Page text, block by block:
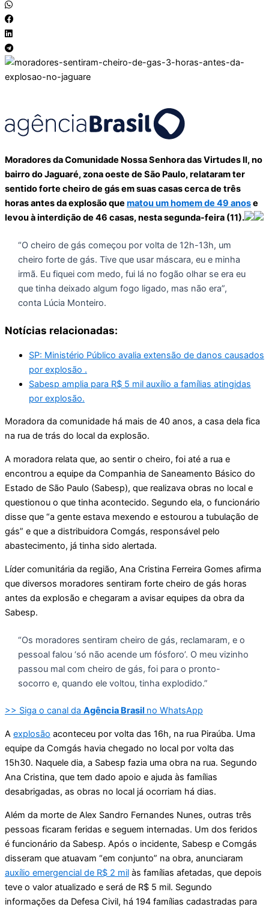
Moradores da Comunidade Nossa Senhora das Virtudes II, no
bairro do Jaguaré, zona oeste de São Paulo, relataram ter
sentido forte cheiro de gás em suas casas cerca de três
horas antes da explosão que matou um homem de 49 anose
levou à interdição de 46 casas, nesta segunda-feira (11).
“O cheiro de gás começou por volta de 12h-13h, um
cheiro forte de gás. Tive que usar máscara, eu e minha
irmã. Eu fiquei com medo, fui lá no fogão olhar se era eu
que tinha deixado algum fogo ligado, mas não era”,
conta Lúcia Monteiro.
Notícias relacionadas:
SP: Ministério Público avalia extensão de danos causados
por explosão .
Sabesp amplia para R$ 5 mil auxílio a famílias atingidas
por explosão.
Moradora da comunidade há mais de 40 anos, a casa dela fica
na rua de trás do local da explosão.
A moradora relata que, ao sentir o cheiro, foi até a rua e
encontrou a equipe da Companhia de Saneamento Básico do
Estado de São Paulo (Sabesp), que realizava obras no local e
questionou o que tinha acontecido. Segundo ela, o funcionário
disse que “a gente estava mexendo e estourou a tubulação de
gás” e que a distribuidora Comgás, responsável pelo
abastecimento, já tinha sido alertada.
Líder comunitária da região, Ana Cristina Ferreira Gomes afirma
que diversos moradores sentiram forte cheiro de gás horas
antes da explosão e chegaram a avisar equipes da obra da
Sabesp.
“Os moradores sentiram cheiro de gás, reclamaram, e o
pessoal falou ‘só não acende um fósforo’. O meu vizinho
passou mal com cheiro de gás, foi para o pronto-
socorro e, quando ele voltou, tinha explodido.”
>> Siga o canal da Agência Brasil no WhatsApp
A explosão aconteceu por volta das 16h, na rua Piraúba. Uma
equipe da Comgás havia chegado no local por volta das
15h30. Naquele dia, a Sabesp fazia uma obra na rua. Segundo
Ana Cristina, que tem dado apoio e ajuda às famílias
desabrigadas, as obras no local já ocorriam há dias.
Além da morte de Alex Sandro Fernandes Nunes, outras três
pessoas ficaram feridas e seguem internadas. Um dos feridos
é funcionário da Sabesp. Após o incidente, Sabesp e Comgás
disseram que atuavam “em conjunto” na obra, anunciaram
auxílio emergencial de R$ 2 mil às famílias afetadas, que depois
teve o valor atualizado e será de R$ 5 mil. Segundo
informações da Defesa Civil, há 194 famílias cadastradas para